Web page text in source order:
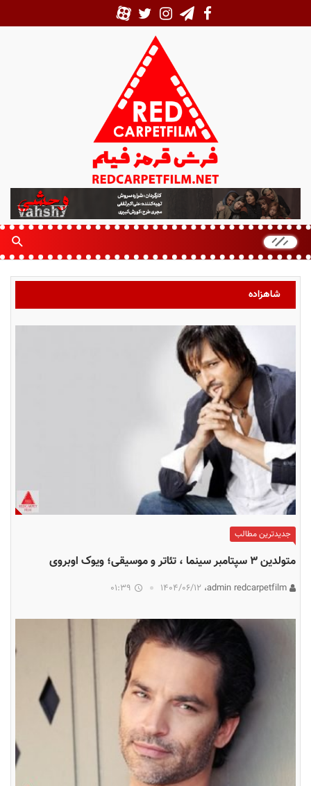
ر
ش
ر
م
شاهزاده
جدیدترین مطالب
متولدین ۳ سپتامبر سینما ، تئاتر و موسیقی؛ ویوک اوبروی
۱۴۰۴/۰۶/۱۲ 01:39